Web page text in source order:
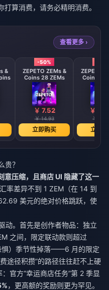
算消费，请务必精明消费。
查看更多 ›
&
-50%
ZEPETO ZEMs &
Coins 28 ZEMs
￥ 7.52
￥ 14.93
立即购买
ZEPETO
Coins 58
￥
￥
立即
贵？
意压缩，且商店 UI 隐藏了这一
率差异不到 1 ZEM（在 14 到
美元的绝对价格跳跃，使
动。首先是创作者物品：独立
之间，限定联动款则超过
惧）季节性掉落——6 月的限定
途径积攒”的路径往往赶不上硬
官方“幸运商店任务”第 2 季显
，更高额的奖励则更为罕见。